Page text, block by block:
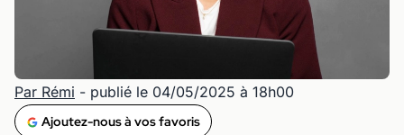
Par Rémi - publié le 04/05/2025 à 18h00
Ajoutez-nous à vos favoris